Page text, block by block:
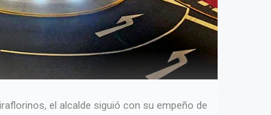
el alcalde siguió con su empeño de